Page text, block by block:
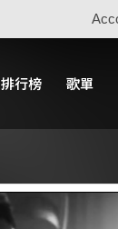
排行榜 歌單